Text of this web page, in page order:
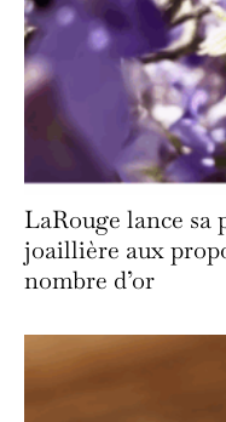
LaRouge lance
joaillière aux
nombre d’or